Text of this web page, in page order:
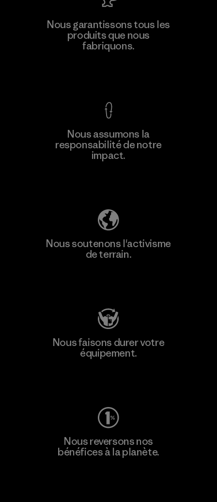
Downlite
Material-supplier
Nous garantissons tous les
produits que nous
fabriquons.
Nous assumons la
responsabilité de notre
impact.
Nous soutenons l'activisme
de terrain.
Nous faisons durer votre
équipement.
Nous reversons nos
bénéfices à la planète.